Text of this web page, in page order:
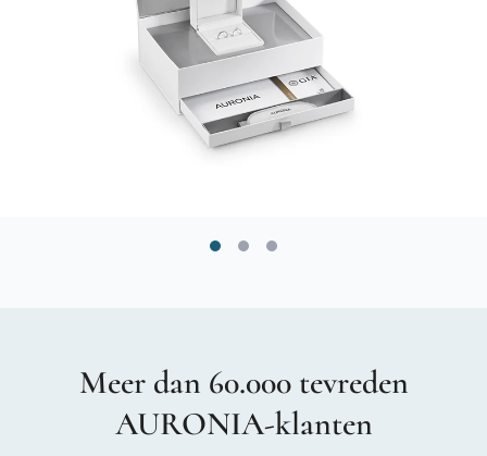
Meer dan 60.000 tevreden
AURONIA-klanten